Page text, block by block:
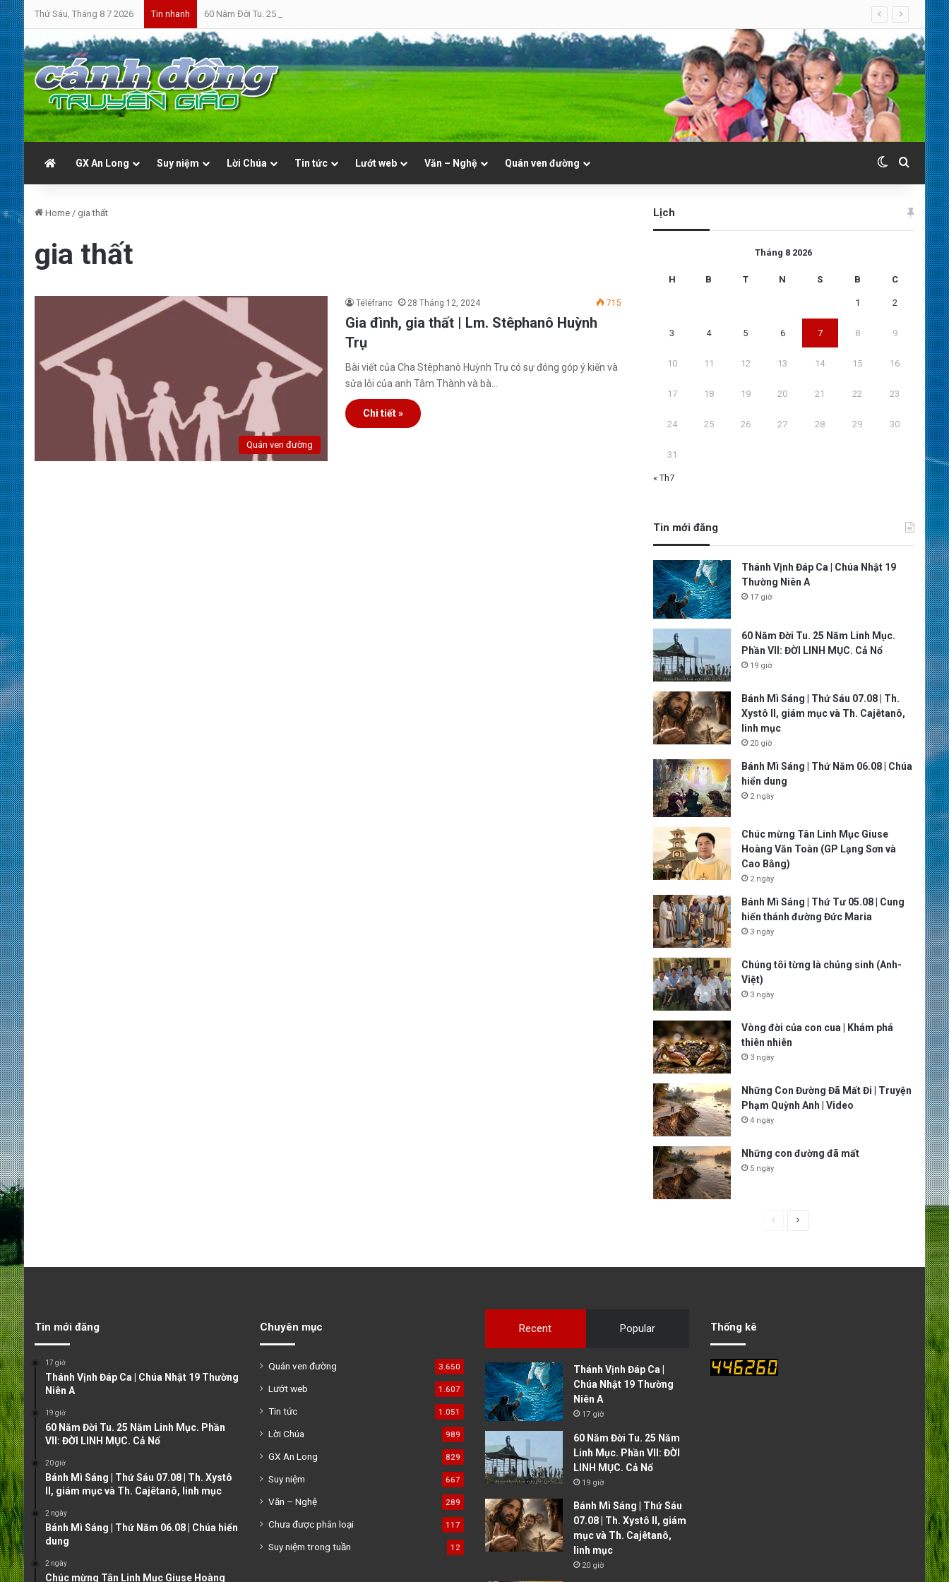
Thứ Sáu, Tháng 8 7 2026 Tin nhanh 60 Năm Đời Tu. 25 Năm Linh Mục. Phần VII: ĐỜI LINH MỤC. Cả Nổ
GX An Long Suy niệm Lời Chúa Tin tức Lướt web Văn – Nghệ Quán ven đường Switch skin
Search
Home / gia thất
gia thất
Quán ven đường
Téléfranc 28 Tháng 12, 2024 715
Gia đình, gia thất | Lm. Stêphanô Huỳnh
Trụ
Bài viết của Cha Stêphanô Huỳnh Trụ có sự đóng góp ý kiến và
sửa lỗi của anh Tâm Thành và bà…
Chi tiết »
Lịch
Tháng 8 2026
H B T N S B C
1 2
3 4 5 6 7 8 9
10 11 12 13 14 15 16
17 18 19 20 21 22 23
24 25 26 27 28 29 30
31
« Th7
Tin mới đăng
Thánh Vịnh Đáp Ca | Chúa Nhật 19
Thường Niên A
17 giờ
60 Năm Đời Tu. 25 Năm Linh Mục.
Phần VII: ĐỜI LINH MỤC. Cả Nổ
19 giờ
Bánh Mì Sáng | Thứ Sáu 07.08 | Th.
Xystô II, giám mục và Th. Cajêtanô,
linh mục
20 giờ
Bánh Mì Sáng | Thứ Năm 06.08 | Chúa
hiển dung
2 ngày
Chúc mừng Tân Linh Mục Giuse
Hoàng Văn Toàn (GP Lạng Sơn và
Cao Bằng)
2 ngày
Bánh Mì Sáng | Thứ Tư 05.08 | Cung
hiến thánh đường Đức Maria
3 ngày
Chúng tôi từng là chủng sinh (Anh-
Việt)
3 ngày
Vòng đời của con cua | Khám phá
thiên nhiên
3 ngày
Những Con Đường Đã Mất Đi | Truyện
Phạm Quỳnh Anh | Video
4 ngày
Những con đường đã mất
5 ngày
s
p
Tin mới đăng
17 giờ
Thánh Vịnh Đáp Ca | Chúa Nhật 19 Thường
Niên A
19 giờ
60 Năm Đời Tu. 25 Năm Linh Mục. Phần
VII: ĐỜI LINH MỤC. Cả Nổ
20 giờ
Bánh Mì Sáng | Thứ Sáu 07.08 | Th. Xystô
II, giám mục và Th. Cajêtanô, linh mục
2 ngày
Bánh Mì Sáng | Thứ Năm 06.08 | Chúa hiển
dung
2 ngày
Chúc mừng Tân Linh Mục Giuse Hoàng
Chuyên mục
Quán ven đường 3.650
Lướt web 1.607
Tin tức 1.051
Lời Chúa 989
GX An Long 829
Suy niệm 667
Văn – Nghệ 289
Chưa được phân loại 117
Suy niệm trong tuần 12
Recent Popular
Thánh Vịnh Đáp Ca |
Chúa Nhật 19 Thường
Niên A
17 giờ
60 Năm Đời Tu. 25 Năm
Linh Mục. Phần VII: ĐỜI
LINH MỤC. Cả Nổ
19 giờ
Bánh Mì Sáng | Thứ Sáu
07.08 | Th. Xystô II, giám
mục và Th. Cajêtanô,
linh mục
20 giờ
Thống kê